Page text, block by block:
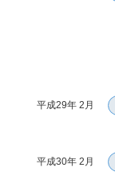
平成29年 2月
平成30年 2月